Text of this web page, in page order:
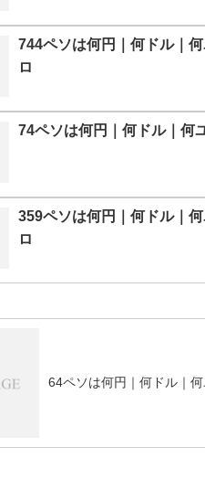
744ペソは何円｜何ドル｜
ロ
74ペソは何円｜何ドル｜何
359ペソは何円｜何ドル｜
ロ
64ペソは何円｜何ドル｜何